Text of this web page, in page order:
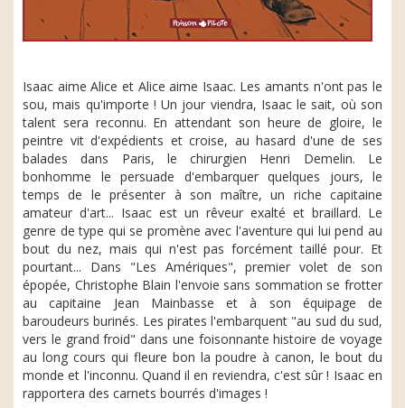
Isaac aime Alice et Alice aime Isaac. Les amants n'ont pas le
sou, mais qu'importe ! Un jour viendra, Isaac le sait, où son
talent sera reconnu. En attendant son heure de gloire, le
peintre vit d'expédients et croise, au hasard d'une de ses
balades dans Paris, le chirurgien Henri Demelin. Le
bonhomme le persuade d'embarquer quelques jours, le
temps de le présenter à son maître, un riche capitaine
amateur d'art... Isaac est un rêveur exalté et braillard. Le
genre de type qui se promène avec l'aventure qui lui pend au
bout du nez, mais qui n'est pas forcément taillé pour. Et
pourtant... Dans "Les Amériques", premier volet de son
épopée, Christophe Blain l'envoie sans sommation se frotter
au capitaine Jean Mainbasse et à son équipage de
baroudeurs burinés. Les pirates l'embarquent "au sud du sud,
vers le grand froid" dans une foisonnante histoire de voyage
au long cours qui fleure bon la poudre à canon, le bout du
monde et l'inconnu. Quand il en reviendra, c'est sûr ! Isaac en
rapportera des carnets bourrés d'images !